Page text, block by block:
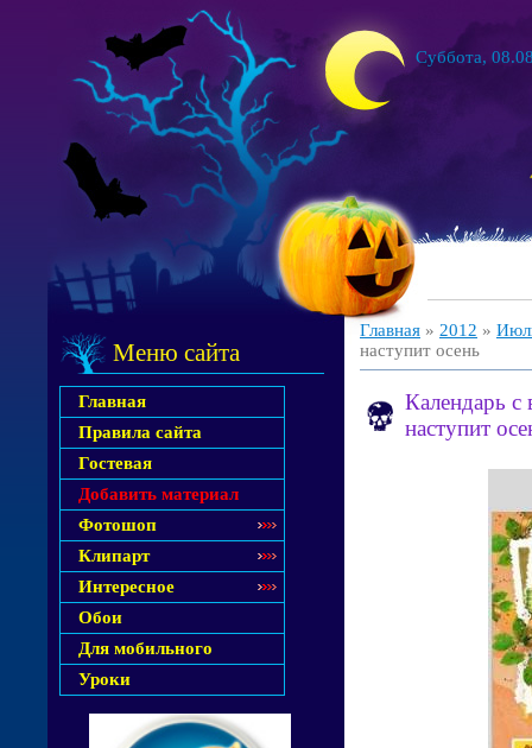
Суббота,
Меню сайта
Главная
Правила сайта
Гостевая
Добавить материал
Фотошоп
Клипарт
Интересное
Обои
Для мобильного
Уроки
Главная » 2012 »
наступит осень
Календарь
наступит